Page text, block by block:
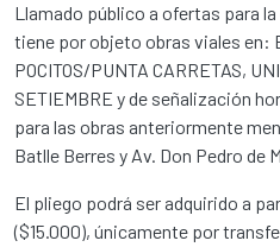
Llamado público a ofertas para
tiene por objeto obras viales en:
POCITOS/PUNTA CARRETAS,
SETIEMBRE y de señalización
para las obras anteriormente
Batlle Berres y Av. Don Pedro de
El pliego podrá ser adquirido a
($15.000), únicamente por